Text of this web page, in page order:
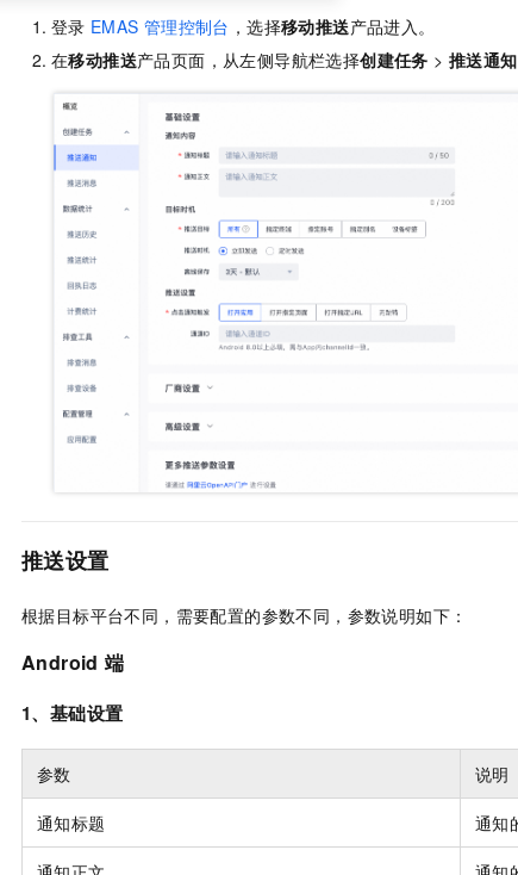
登录 EMAS 管理控制台 ，选择移动推送产品进入。
在移动推送产品页面，从左侧导航栏选择创建任务 >推送通知
推送设置
根据目标平台不同，需要配置的参数不同，参数说明如下：
Android 端
1、基础设置
参数 说明
通知标题 通知
能看、能想、能动手的多模态智能体模型
Qwen3-VL-Plus
视觉 Coding、空间感知、多模态思考等全面升级
GLM-5.2
1M上下文，专为长程任务能力而
大模型服务
千问AI平台-Token Plan NEW
个人版上线、团队版降价；千问3.8-Max首发发尝鲜
千问AI平台-模型体验
在线体验全尺寸、多种模态的模型效果
Happy 系列大模型
大模型服务平台百炼-应用模版
大模型服务平台百炼-智能体
灵活可视化地构建企业级 Agent
快速部署 Dify，高效搭建 AI 应用
云原生大数据计算服务 MaxCompute
面向分析的企业级SaaS模式云数据仓库
容器服务 Kubernetes 版 ACK
提供一站式管理容器应用的 K8s 服
解决方案免费试用 新老同享
最高领取价值200元试用点，立即开启云上创新
AI 产品 免费试用
1亿+ 大模型 tokens 和 30+ 款产品免费体验
140+云产品 免费试用
产品新客免费试用，最长12个月
大模型ACA认证体验
助力企业全员 AI 认知与能力提升
万小智 AI 建站低至 15元/月
送.CN域名，送备案服务码
电子合同
Tableau 订阅
AI空中课堂在线直播课堂（旗舰版）
生态解决方案
行业生态解决方案
开发者生态解决方案
AI 开发和 AI 应用解决方案
快递物流查询
OA 办公系统
天池大赛
AI 算法大赛
云开发大赛
入门学习赛